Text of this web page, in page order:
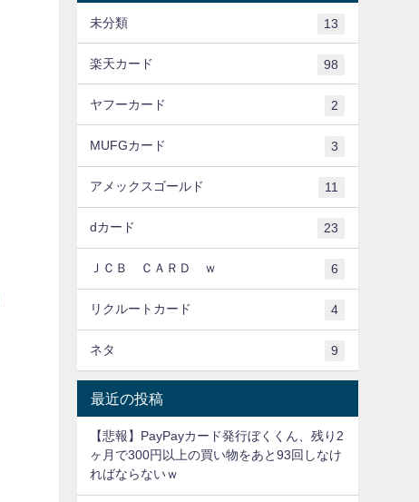
未分類 13
楽天カード 98
ヤフーカード 2
MUFGカード 3
アメックスゴールド 11
dカード 23
ＪＣＢ ＣＡＲＤ ｗ 6
リクルートカード 4
ネタ 9
最近の投稿
【悲報】PayPayカード発行ぼくくん、残り2
ヶ月で300円以上の買い物をあと93回しなけ
ればならないｗ